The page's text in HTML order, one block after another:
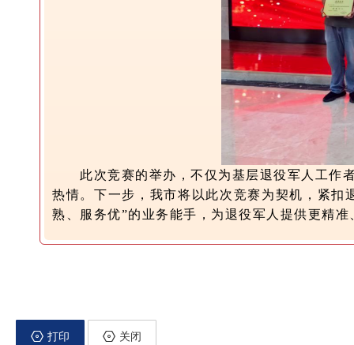
此次竞赛的举办，不仅为基层退役军人工作
热情。下一步，我市将以此次竞赛为契机，紧
熟、服务优”的业务能手，为退役军人提供更精
打印 关闭